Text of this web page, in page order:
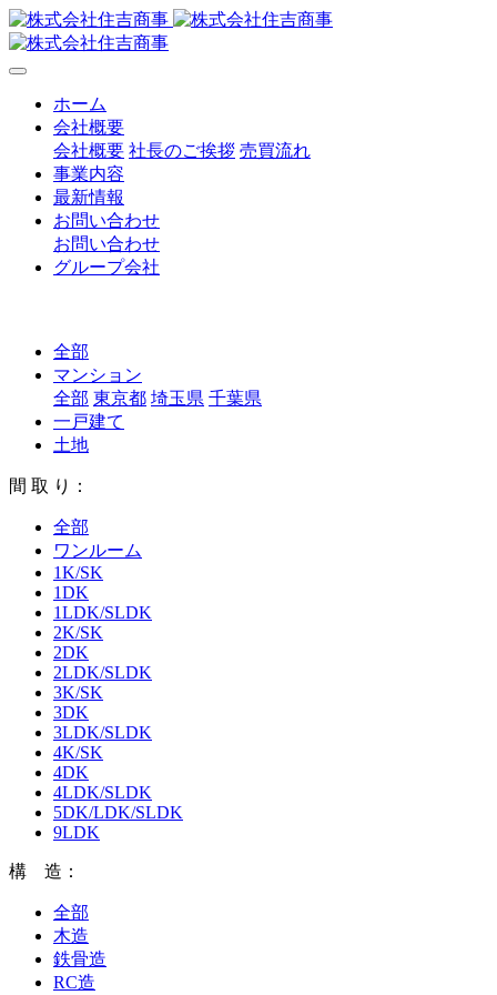
ホーム
会社概要
会社概要 社長のご挨拶 売買流れ
事業内容
最新情報
お問い合わせ
お問い合わせ
グループ会社
全部
マンション
全部 東京都 埼玉県 千葉県
一戸建て
土地
間 取 り：
全部
ワンルーム
1K/SK
1DK
1LDK/SLDK
2K/SK
2DK
2LDK/SLDK
3K/SK
3DK
3LDK/SLDK
4K/SK
4DK
4LDK/SLDK
5DK/LDK/SLDK
9LDK
構 造：
全部
木造
鉄骨造
RC造